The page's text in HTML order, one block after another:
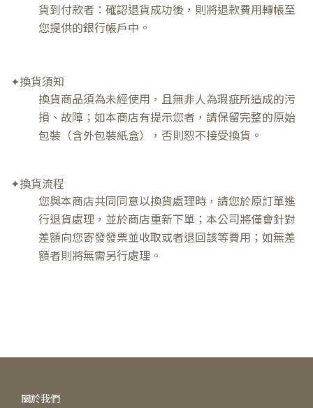
貨到付款者：確認退貨成功後，則將退款費用轉帳至
您提供的銀行帳戶中。
✦換貨須知
換貨商品須為未經使用，且無非人為瑕疵所造成的污
損、故障；如本商店有提示您者，請保留完整的原始
包裝（含外包裝紙盒），否則恕不接受換貨。
✦換貨流程
您與本商店共同同意以換貨處理時，請您於原訂單進
行退貨處理，並於商店重新下單；本公司將僅會針對
差額向您寄發發票並收取或者退回該等費用；如無差
額者則將無需另行處理。
關於我們